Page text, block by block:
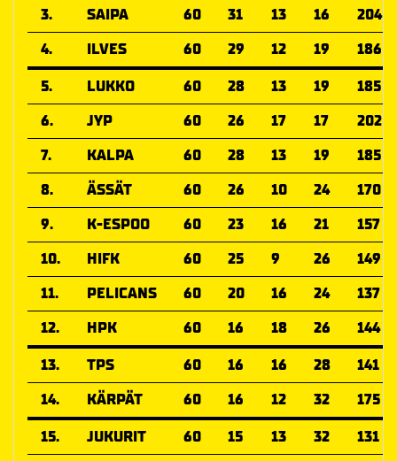
3.
SAIPA 60 31 13 16
204
4.
ILVES 60 29 12 19
186
5.
LUKKO 60 28 13 19
185
6.
JYP 60 26 17 17
202
7.
KALPA 60 28 13 19
185
8.
ÄSSÄT 60 26 10 24
170
9.
K-ESPOO 60 23 16 21
157
10.
HIFK 60 25 9 26
149
11.
PELICANS 60 20 16 24
137
12.
HPK 60 16 18 26
144
13.
TPS 60 16 16 28
141
14.
KÄRPÄT 60 16 12 32
175
15.
JUKURIT 60 15 13 32
131